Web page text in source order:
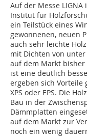
Auf der Messe
Institut für
ein Teilstück eines
gewonnenen, neuen
auch sehr leichte
mit Dichten von unter
auf dem Markt
ist eine deutlich
ergeben sich Vorteile
XPS oder EPS. Die
Bau in der
Dämmplatten
auf dem Markt zur
noch ein wenig